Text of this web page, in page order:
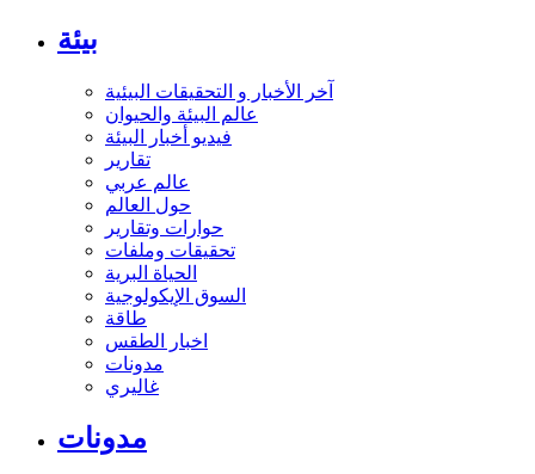
بيئة
آخر الأخبار و التحقيقات البيئية
عالم البيئة والحيوان
فيديو أخبار البيئة
تقارير
عالم عربي
حول العالم
حوارات وتقارير
تحقيقات وملفات
الحياة البرية
السوق الإيكولوجية
طاقة
اخبار الطقس
مدونات
غاليري
مدونات